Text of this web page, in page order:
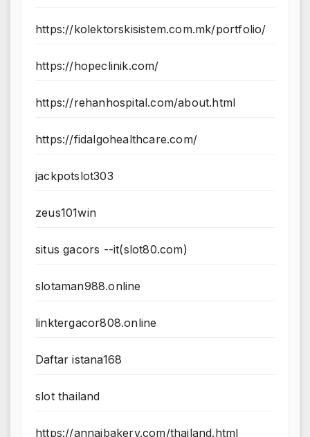
https://kolektorskisistem.com.mk/portfolio/
https://hopeclinik.com/
https://rehanhospital.com/about.html
https://fidalgohealthcare.com/
jackpotslot303
zeus101win
situs gacors --it(slot80.com)
slotaman988.online
linktergacor808.online
Daftar istana168
slot thailand
https://annaibakery.com/thailand.html